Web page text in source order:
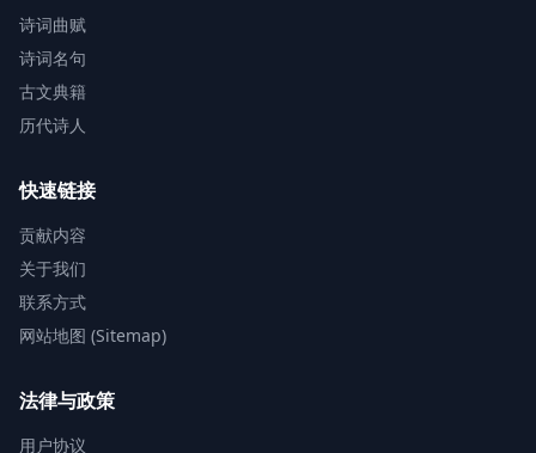
诗词曲赋
诗词名句
古文典籍
历代诗人
快速链接
贡献内容
关于我们
联系方式
网站地图 (Sitemap)
法律与政策
用户协议